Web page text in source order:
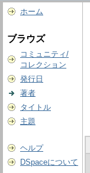
ホーム
ブラウズ
コミュニティ/
コレクション
発行日
著者
タイトル
主題
ヘルプ
DSpaceについて